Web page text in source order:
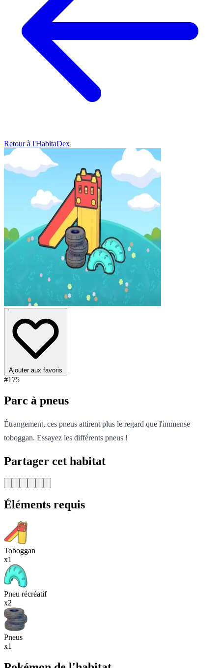
Retour à l'HabitaDex
Ajouter aux favoris
#175
Parc à pneus
Étrangement, ces pneus attirent plus le regard que l'immense
toboggan. Essayez les différents pneus !
Partager cet habitat
Éléments requis
Toboggan
x1
Pneu récréatif
x2
Pneus
x1